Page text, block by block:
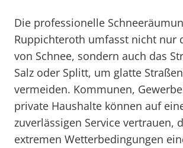
Die professionelle
Ruppichteroth umfasst nicht nur
von Schnee, sondern auch das
Salz oder Splitt, um glatte
vermeiden. Kommunen,
private Haushalte können auf
zuverlässigen Service vertrauen,
extremen Wetterbedingungen